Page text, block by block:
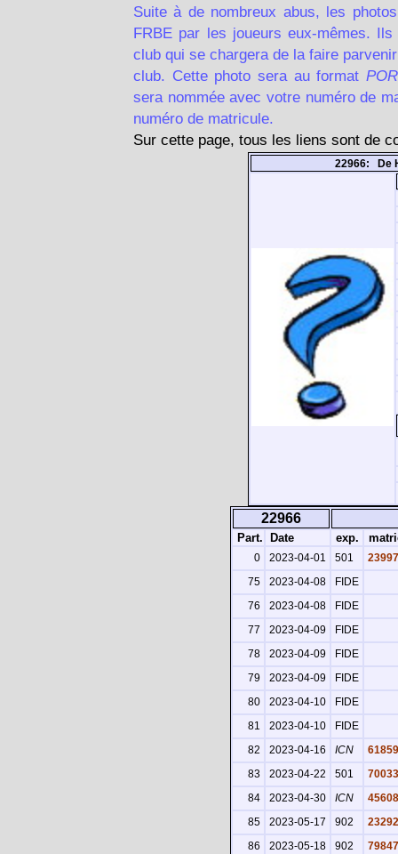
Suite à de nombreux abus, les
FRBE par les joueurs eux-mêmes.
club qui se chargera de la faire
club. Cette photo sera au format
sera nommée avec votre numéro de
numéro de matricule.
Sur cette page, tous les liens sont de
22966: De
22966
Part. Date exp.
0 2023-04-01 501
23997
75
2023-04-08
FIDE
76
2023-04-08
FIDE
77
2023-04-09
FIDE
78
2023-04-09
FIDE
79
2023-04-09
FIDE
80
2023-04-10
FIDE
81
2023-04-10
FIDE
82
2023-04-16 ICN
61859
83
2023-04-22 501
70033
84
2023-04-30 ICN
45608
85
2023-05-17 902
23292
86
2023-05-18 902
79847